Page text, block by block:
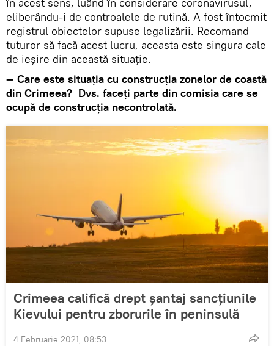
eliberându-i de controalele de rutină. A fost întocmit
registrul obiectelor supuse legalizării. Recomand
tuturor să facă acest lucru, aceasta este singura cale
de ieșire din această situație.
— Care este situația cu construcția zonelor de coastă
din Crimeea? Dvs. faceți parte din comisia care se
ocupă de construcția necontrolată.
Crimeea califică drept șantaj sancțiunile
Kievului pentru zborurile în peninsulă
4 Februarie 2021, 08:53